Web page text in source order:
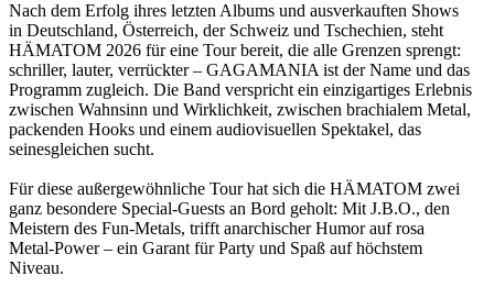
Nach dem Erfolg ihres letzten Albums und ausverkauften Shows
in Deutschland, Österreich, der Schweiz und Tschechien, steht
HÄMATOM 2026 für eine Tour bereit, die alle Grenzen sprengt:
schriller, lauter, verrückter – GAGAMANIA ist der Name und das
Programm zugleich. Die Band verspricht ein einzigartiges Erlebnis
zwischen Wahnsinn und Wirklichkeit, zwischen brachialem Metal,
packenden Hooks und einem audiovisuellen Spektakel, das
seinesgleichen sucht.
Für diese außergewöhnliche Tour hat sich die HÄMATOM zwei
ganz besondere Special-Guests an Bord geholt: Mit J.B.O., den
Meistern des Fun-Metals, trifft anarchischer Humor auf rosa
Metal-Power – ein Garant für Party und Spaß auf höchstem
Niveau.